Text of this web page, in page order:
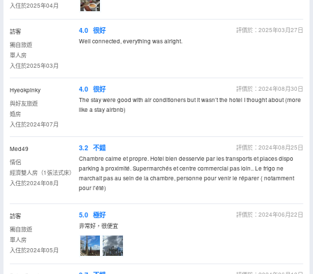
入住於2025年04月
訪客
獨自旅遊
單人房
入住於2025年03月
4.0 很好
評價於：2025年03月27日
Well connected, everything was alright.
Hyeokpinky
與好友旅遊
婚房
入住於2024年07月
4.0 很好
評價於：2024年08月30日
The stay were good with air conditioners but it wasn’t the hotel I thought about (more
like a stay airbnb)
Med49
情侶
經濟雙人房（1張法式床）
入住於2024年08月
3.2 不錯
評價於：2024年08月25日
Chambre calme et propre. Hotel bien desservie par les transports et places dispo
parking à proximité. Supermarchés et centre commercial pas loin.. Le frigo ne
marchait pas au sein de la chambre, personne pour venir le réparer ( notamment
pour l'été)
訪客
獨自旅遊
單人房
入住於2024年05月
5.0 極好
評價於：2024年06月22日
非常好，很便宜